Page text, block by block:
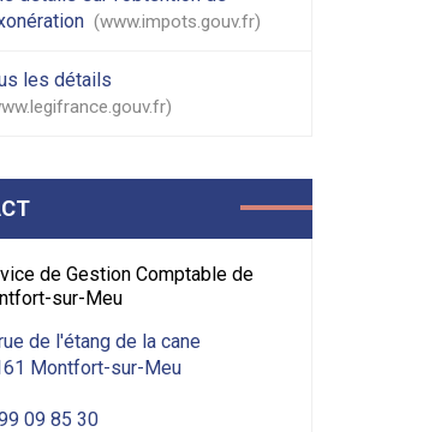
www.impots.gouv.fr
les détails
de Gestion Comptable de
sur-Meu
de l'étang de la cane
Montfort-sur-Meu
09 85 30